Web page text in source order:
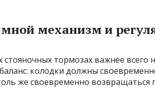
механизм и
тормозах важнее всего
колодки должны
же своевременно возвращаться